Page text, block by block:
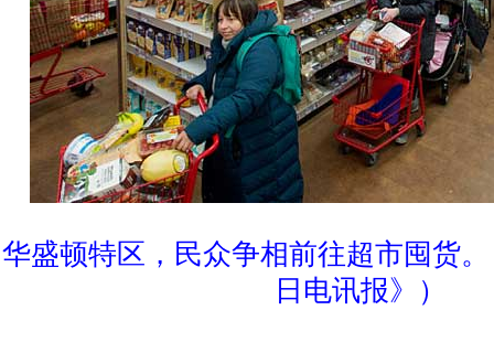
华盛顿特区，民众争相前往超市囤货
日电讯报》）